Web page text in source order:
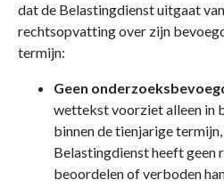
dat de Belastingdienst uitgaat
rechtsopvatting over zijn
termijn:
Geen
wettekst voorziet alleen in
binnen de tienjarige
Belastingdienst heeft geen
beoordelen of verboden